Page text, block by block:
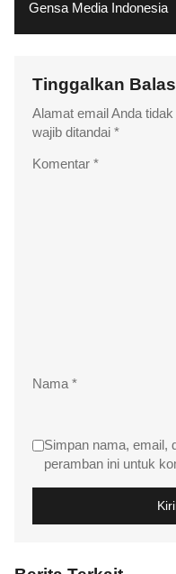
Gensa Media Indonesia
Tinggalkan
Alamat email Anda
wajib ditandai *
Komentar *
Nama *
Simpan nama, email,
peramban ini untuk